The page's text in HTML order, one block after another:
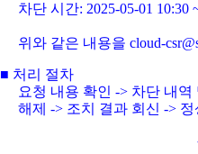
차단 시간: 2025-05-01 10:30
위와 같은 내용을 cloud-
■ 처리 절차
요청 내용 확인 -> 차단 내
해제 -> 조치 결과 회신 ->